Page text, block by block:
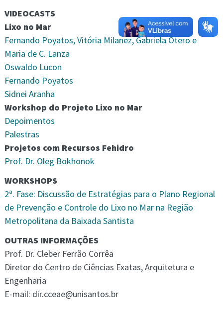
VIDEOCASTS
Lixo no Mar
Fernando Poyatos, Vitória Milanez, Gabriela Otero e
Maria de C. Lanza
Oswaldo Lucon
Fernando Poyatos
Sidnei Aranha
Workshop do Projeto Lixo no Mar
Depoimentos
Palestras
Projetos com Recursos Fehidro
Prof. Dr. Oleg Bokhonok
WORKSHOPS
2ª. Fase: Discussão de Estratégias para o Plano Regional
de Prevenção e Controle do Lixo no Mar na Região
Metropolitana da Baixada Santista
OUTRAS INFORMAÇÕES
Prof. Dr. Cleber Ferrão Corrêa
Diretor do Centro de Ciências Exatas, Arquitetura e
Engenharia
E-mail: dir.cceae@unisantos.br